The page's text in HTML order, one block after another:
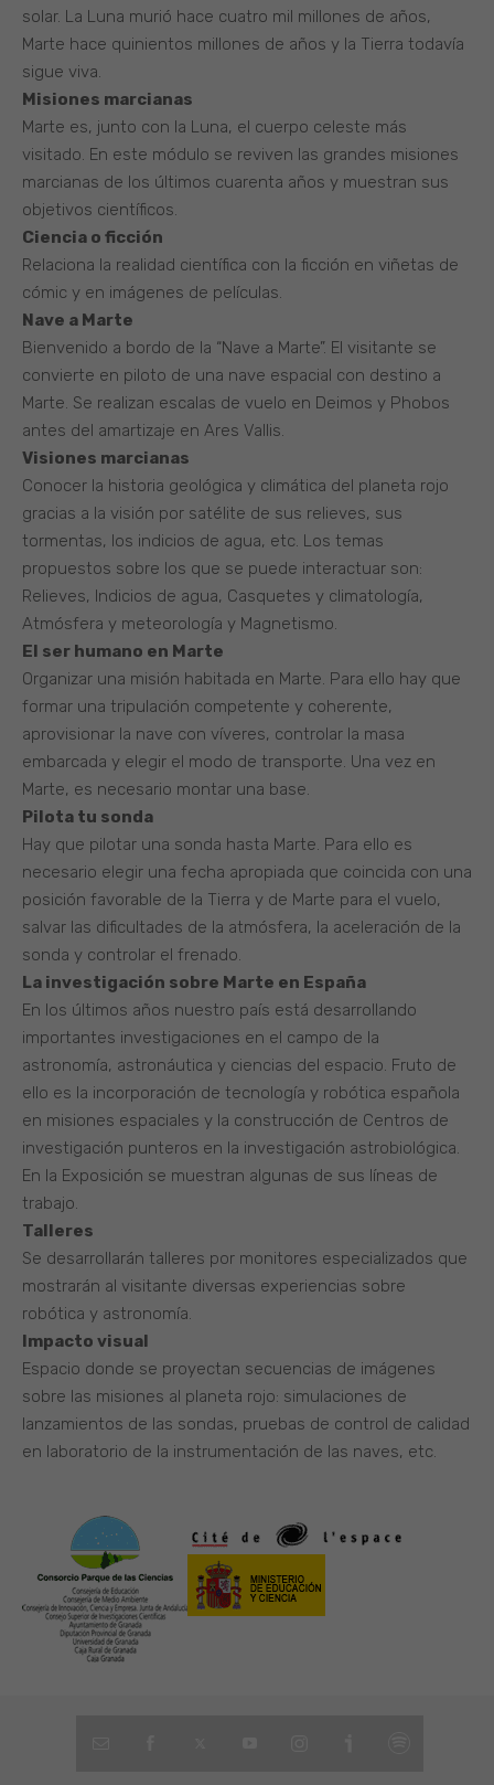
solar. La Luna murió hace cuatro mil millones de años,
Marte hace quinientos millones de años y la Tierra todavía
sigue viva.
Misiones marcianas
Marte es, junto con la Luna, el cuerpo celeste más
visitado. En este módulo se reviven las grandes misiones
marcianas de los últimos cuarenta años y muestran sus
objetivos científicos.
Ciencia o ficción
Relaciona la realidad científica con la ficción en viñetas de
cómic y en imágenes de películas.
Nave a Marte
Bienvenido a bordo de la “Nave a Marte”. El visitante se
convierte en piloto de una nave espacial con destino a
Marte. Se realizan escalas de vuelo en Deimos y Phobos
antes del amartizaje en Ares Vallis.
Visiones marcianas
Conocer la historia geológica y climática del planeta rojo
gracias a la visión por satélite de sus relieves, sus
tormentas, los indicios de agua, etc. Los temas
propuestos sobre los que se puede interactuar son:
Relieves, Indicios de agua, Casquetes y climatología,
Atmósfera y meteorología y Magnetismo.
El ser humano en Marte
Organizar una misión habitada en Marte. Para ello hay que
formar una tripulación competente y coherente,
aprovisionar la nave con víveres, controlar la masa
embarcada y elegir el modo de transporte. Una vez en
Marte, es necesario montar una base.
Pilota tu sonda
Hay que pilotar una sonda hasta Marte. Para ello es
necesario elegir una fecha apropiada que coincida con una
posición favorable de la Tierra y de Marte para el vuelo,
salvar las dificultades de la atmósfera, la aceleración de la
sonda y controlar el frenado.
La investigación sobre Marte en España
En los últimos años nuestro país está desarrollando
importantes investigaciones en el campo de la
astronomía, astronáutica y ciencias del espacio. Fruto de
ello es la incorporación de tecnología y robótica española
en misiones espaciales y la construcción de Centros de
investigación punteros en la investigación astrobiológica.
En la Exposición se muestran algunas de sus líneas de
trabajo.
Talleres
Se desarrollarán talleres por monitores especializados que
mostrarán al visitante diversas experiencias sobre
robótica y astronomía.
Impacto visual
Espacio donde se proyectan secuencias de imágenes
sobre las misiones al planeta rojo: simulaciones de
lanzamientos de las sondas, pruebas de control de calidad
en laboratorio de la instrumentación de las naves, etc.